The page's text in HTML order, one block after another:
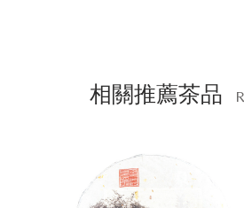
相關推薦茶品